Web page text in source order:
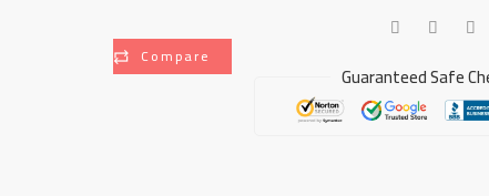
Compare
Guaranteed Safe